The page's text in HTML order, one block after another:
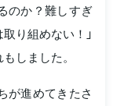
のか？難しすぎ
り組めない！」
しました。
が進めてきたさ